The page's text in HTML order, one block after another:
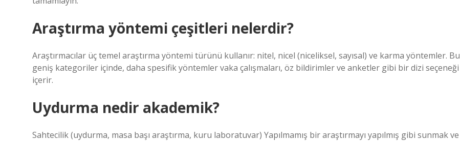
Araştırma yöntemi çeşitleri nelerdir?
Araştırmacılar üç temel araştırma yöntemi türünü kullanır: nitel, nicel (niceliksel, sayısal) ve karma yöntemler. Bu
geniş kategoriler içinde, daha spesifik yöntemler vaka çalışmaları, öz bildirimler ve anketler gibi bir dizi seçeneği
içerir.
Uydurma nedir akademik?
Sahtecilik (uydurma, masa başı araştırma, kuru laboratuvar) Yapılmamış bir araştırmayı yapılmış gibi sunmak ve